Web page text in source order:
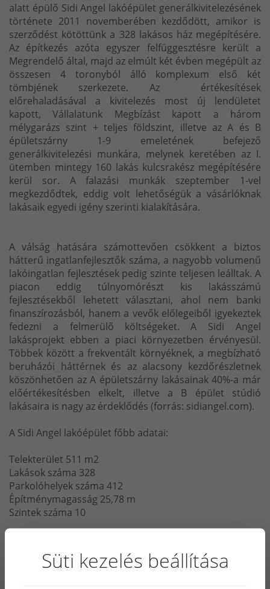
alatt épülő Sidi Angel lakóépület generálkivitelezésének
története 2011 novemberében kezdődött, amikor is
szerződést kötöttünk a 328 lakásos ház megépítésére.
Az építkezés azóta egyszer felfüggesztésre került a
Megrendelő által, majd az elmúlt két évben megépült az
összesen 4 toronyból álló komplexum első két
tömbjének szerkezete. Az értékesítések
előrehaladásával a kivitelezés most új lendületet
kapott, Vállalatunk Megbízást kapott a három
mélygarázs szint + teljes földszint, illetve az A és B
épületszárny 1-9 emeletének befejező
generálkivitelezési munkára, melynek keretében az I.
ütemben mintegy 160 lakás kulcsrakész megépítésére
kerül sor. A falazási munkák szeptember 1-vel
megkezdődtek, eddig volt lehetőségük a vásárlóknak
lakásaik egyedi igény szerinti kialakítására.
A válság hatására számottevően csökkent a biztos
hátterű ingatlanfejlesztők száma, a nagyobb volumenű
lakóingatlan fejlesztések pedig szinte teljesen leálltak. A
piacon eddig túlnyomórészt kis lakásszámú
fejlesztésekből lehetett választani, ahol nem banki
finanszírozásból, hanem a vevők előlegeiből igyekeztek
fedezni a felmerülő költségeket. A Sidi Angel
lakásprojekt ebben a piaci környezetben érvényesül.
Többek között a frekventált környéknek, a megbízható
beruházói háttérnek és az alacsony kezdőrészletnek
köszönhetően az A épületszárny lakásainak 40%-a már
előértékesítésben elkelt, illetve a B épület stúdió
lakásaira is nagy az érdeklődés (forrás: sidiangel.com).
A Sidi Angel lakóépület főbb adatai:
Telekterület 511 m2
Lakások száma 328
Parkolóhelyek száma 412
Építménymagasság 25,78 m
Szintek száma 10
Süti kezelés beállítása